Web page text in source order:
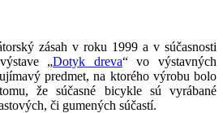
zásah v roku 1999 a v súčasnosti
„Dotyk dreva“ vo výstavných
predmet, na ktorého výrobu bolo
že súčasné bicykle sú vyrábané
či gumených súčastí.